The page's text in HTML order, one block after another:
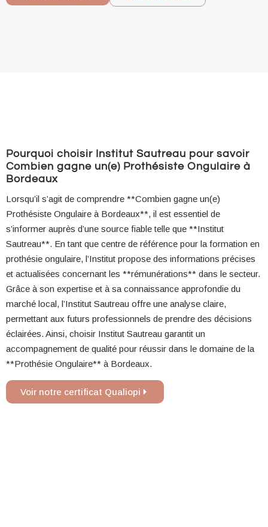
Pourquoi choisir Institut Sautreau pour savoir
Combien gagne un(e) Prothésiste Ongulaire à
Bordeaux
Lorsqu’il s’agit de comprendre **Combien gagne un(e)
Prothésiste Ongulaire à Bordeaux**, il est essentiel de
s’informer auprès d’une source fiable telle que **Institut
Sautreau**. En tant que centre de référence pour la formation en
prothésie ongulaire, l’Institut propose des informations précises
et actualisées concernant les **rémunérations** dans le secteur.
Grâce à son expertise et à sa connaissance approfondie du
marché local, l’Institut Sautreau offre une analyse claire,
permettant aux futurs professionnels de prendre des décisions
éclairées. Ainsi, choisir Institut Sautreau garantit un
accompagnement de qualité pour réussir dans le domaine de la
**Prothésie Ongulaire** à Bordeaux.
Voir notre certificat Qualiopi